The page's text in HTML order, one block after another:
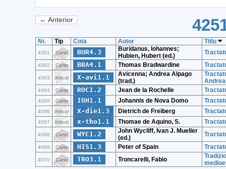
← Anterior
Nr. Tip Cota Autor Titlu
4061 Carte BUR4.3
Buridanus, Iohannes;
Hubien, Hubert (ed.)
4062 Carte BRA4.1 Thomas Bradwardine
4063 Articol X-avi1.1
Avicenna; Andrea Alpago
(trad.)
4064 Carte ROC1.2 Jean de la Rochelle
4065 Carte IOH1.1 Johannis de Nova Domo
4066 Articol X-die1.3 Dietrich de Freiberg
4067 Articol x-tho1.1 Thomae de Aquino, S.
4068 Carte WYC1.2
John Wycliff, Ivan J. Mueller
(ed.)
4069 Carte HIS1.3 Peter of Spain
4070 Carte TRO3.1 Troncarelli, Fabio